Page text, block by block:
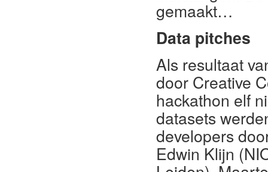
gemaakt…
Data pitches
Als resultaat
door Creative
hackathon elf
datasets
developers
Edwin Klijn